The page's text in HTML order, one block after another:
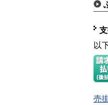
以
売